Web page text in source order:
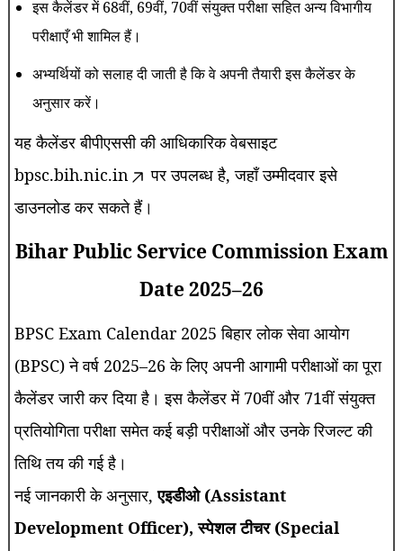
इस कैलेंडर में 68वीं, 69वीं, 70वीं संयुक्त परीक्षा सहित अन्य विभागीय
परीक्षाएँ भी शामिल हैं।
अभ्यर्थियों को सलाह दी जाती है कि वे अपनी तैयारी इस कैलेंडर के
अनुसार करें।
यह कैलेंडर बीपीएससी की आधिकारिक वेबसाइट
bpsc.bih.nic.in
पर उपलब्ध है, जहाँ उम्मीदवार इसे
डाउनलोड कर सकते हैं।
Bihar Public Service Commission Exam
Date 2025–26
BPSC Exam Calendar 2025 बिहार लोक सेवा आयोग
(BPSC) ने वर्ष 2025–26 के लिए अपनी आगामी परीक्षाओं का पूरा
कैलेंडर जारी कर दिया है। इस कैलेंडर में 70वीं और 71वीं संयुक्त
प्रतियोगिता परीक्षा समेत कई बड़ी परीक्षाओं और उनके रिजल्ट की
तिथि तय की गई है।
नई जानकारी के अनुसार,एइडीओ (Assistant
Development Officer), स्पेशल टीचर (Special